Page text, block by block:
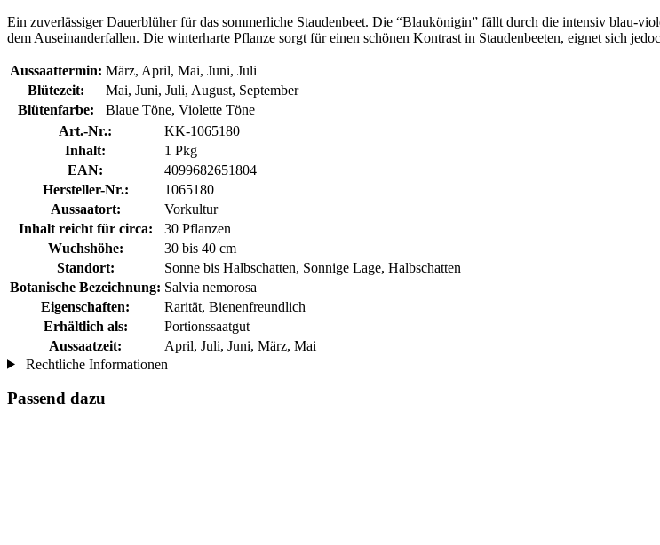
Ein zuverlässiger Dauerblüher für das sommerliche Staudenbeet. Die “Blaukönigin” fällt durch die intensiv blau-
dem Auseinanderfallen. Die winterharte Pflanze sorgt für einen schönen Kontrast in Staudenbeeten, eignet sich
Aussaattermin: März, April, Mai, Juni, Juli
Blütezeit:
Mai, Juni, Juli, August, September
Blütenfarbe:
Blaue Töne, Violette Töne
Art.-Nr.:
KK-1065180
Inhalt:
1 Pkg
EAN:
4099682651804
Hersteller-Nr.:
1065180
Aussaatort:
Vorkultur
Inhalt reicht für circa:
30 Pflanzen
Wuchshöhe:
30 bis 40 cm
Standort:
Sonne bis Halbschatten, Sonnige Lage, Halbschatten
Botanische Bezeichnung: Salvia nemorosa
Eigenschaften:
Rarität, Bienenfreundlich
Erhältlich als:
Portionssaatgut
Aussaatzeit:
April, Juli, Juni, März, Mai
Rechtliche Informationen
Passend dazu